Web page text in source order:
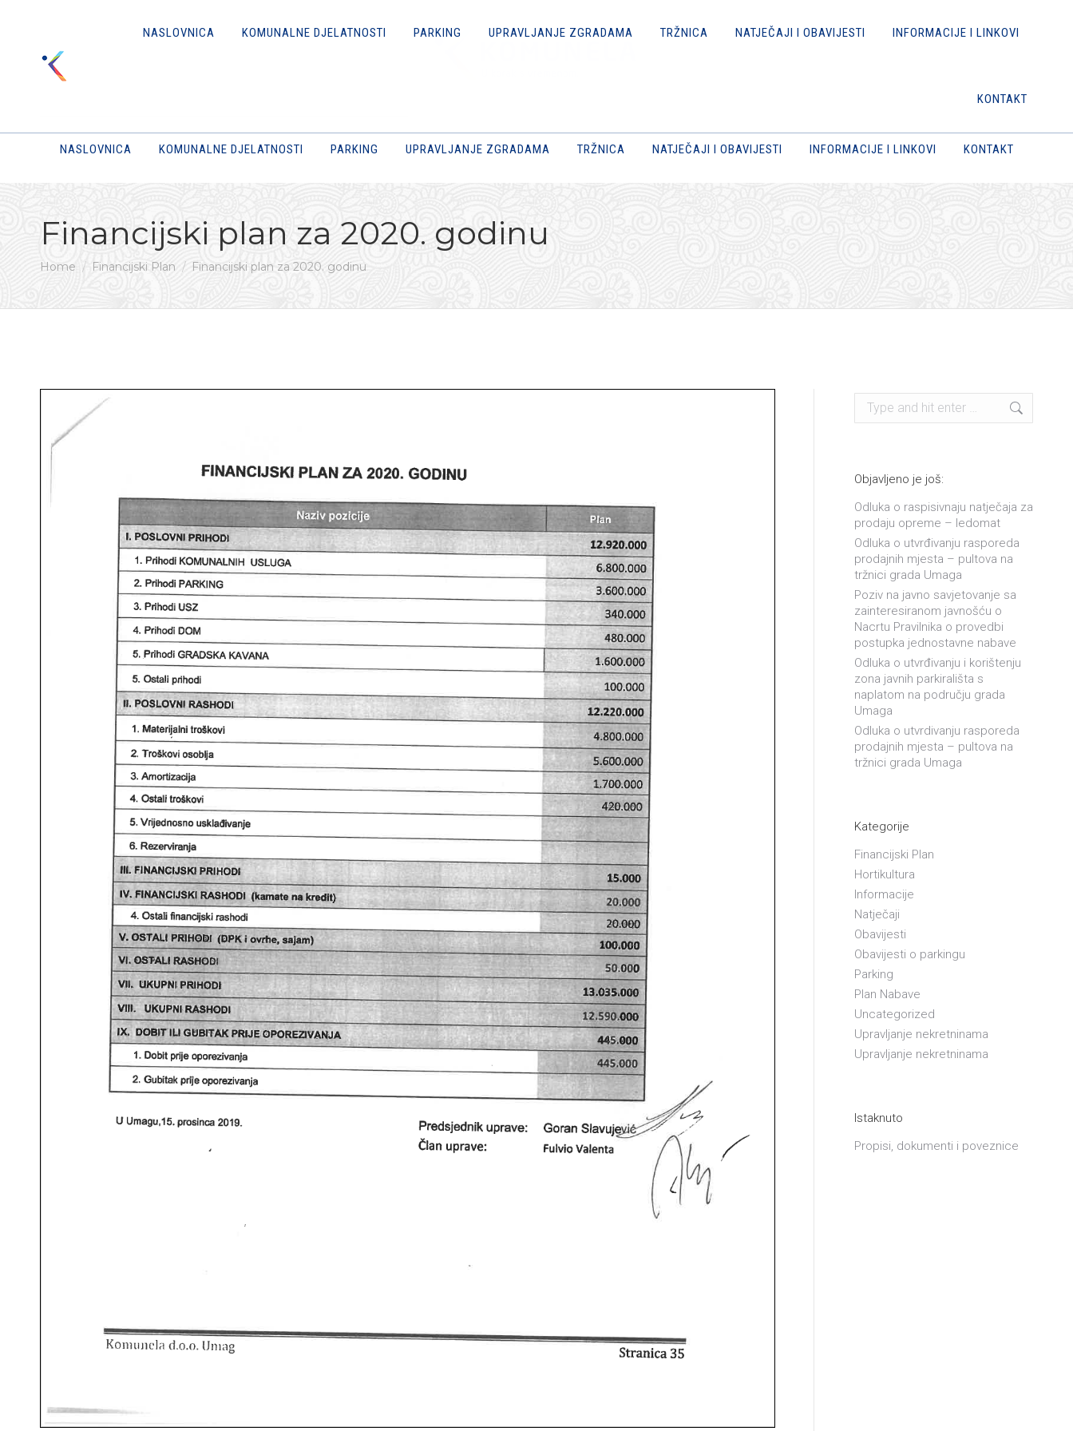
NASLOVNICA KOMUNALNE DJELATNOSTI PARKING UPRAVLJANJE ZGRADAMA TRŽNICA NATJEČAJI I OBAVIJESTI INFORMACIJE I LINKOVI KONTAKT
Financijski plan za 2020. godinu
You are here:
Home Financijski Plan Financijski plan za 2020. godinu
Search:
Objavljeno je još:
Odluka o raspisivnaju natječaja za
prodaju opreme – ledomat
Odluka o utvrđivanju rasporeda
prodajnih mjesta – pultova na
tržnici grada Umaga
Poziv na javno savjetovanje sa
zainteresiranom javnošću o
Nacrtu Pravilnika o provedbi
postupka jednostavne nabave
Odluka o utvrđivanju i korištenju
zona javnih parkirališta s
naplatom na području grada
Umaga
Odluka o utvrdivanju rasporeda
prodajnih mjesta – pultova na
tržnici grada Umaga
Kategorije
Financijski Plan
Hortikultura
Informacije
Natječaji
Obavijesti
Obavijesti o parkingu
Parking
Plan Nabave
Uncategorized
Upravljanje nekretninama
Upravljanje nekretninama
Istaknuto
Propisi, dokumenti i poveznice
NASLOVNICA KOMUNALNE DJELATNOSTI PARKING UPRAVLJANJE ZGRADAMA TRŽNICA NATJEČAJI I OBAVIJESTI INFORMACIJE I LINKOVI
KONTAKT